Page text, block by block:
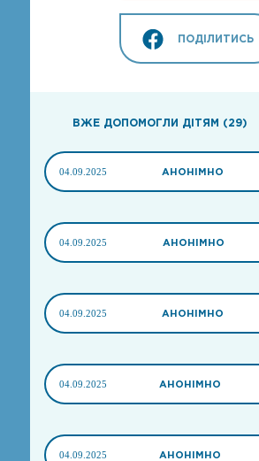
ПОДІЛИТИСЬ
ВЖЕ ДОПОМОГЛИ ДІТЯМ (29)
04.09.2025 АНОНІМНО
04.09.2025 АНОНІМНО
04.09.2025 АНОНІМНО
04.09.2025 АНОНІМНО
04.09.2025 АНОНІМНО